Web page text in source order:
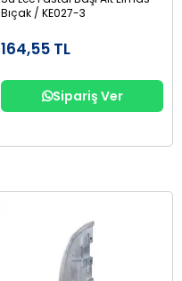
Bıçak / KE027-3
164,55 TL
Sipariş Ver